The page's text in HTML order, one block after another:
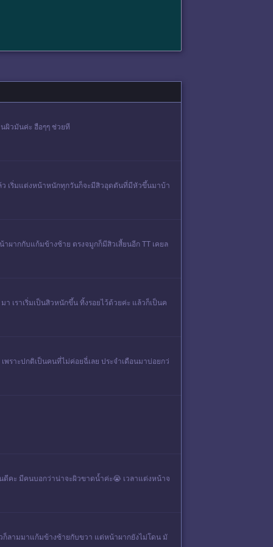
ผิวมันค่ะ ฮือๆๆ ช่วยที
เริ่มแต่งหน้าหนักทุกวันก็จะมีสิวอุดตันที่มีหัวขึ้นมาบ้า
ผากกับแก้มข้างซ้าย ตรงจมูกก็มีสิวเสี้ยนอีก TT เคยล
เราเริ่มเป็นสิวหนักขึ้น ทิ้งรอยไว้ด้วยค่ะ แล้วก็เป็นค
ราะปกติเป็นคนที่ไม่ค่อยฉี่เลย ประจำเดือนมาบ่อยกว่
ดีคะ มีคนบอกว่าน่าจะผิวขาดน้ำค่ะ😭 เวลาแต่งหน้าจ
ก็ลามมาแก้มข้างซ้ายกับขวา แต่หน้าผากยังไม่โดน มั